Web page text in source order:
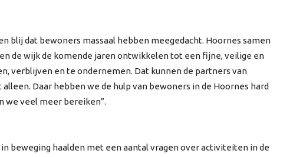
blij dat bewoners massaal hebben meegedacht. Hoornes samen
de wijk de komende jaren ontwikkelen tot een fijne, veilige en
verblijven en te ondernemen. Dat kunnen de partners van
Daar hebben we de hulp van bewoners in de Hoornes hard
we veel meer bereiken”.
beweging haalden met een aantal vragen over activiteiten in de